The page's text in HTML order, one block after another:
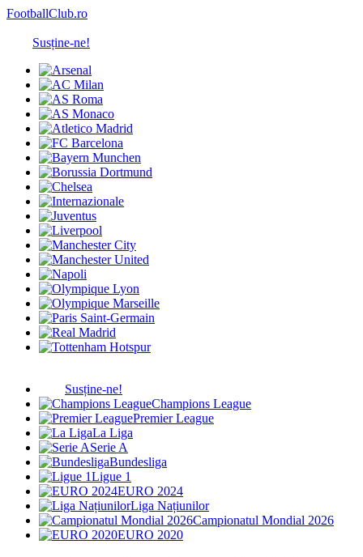
FootballClub.ro
Susține-ne!
Susține-ne!
Champions League
Premier League
La Liga
Serie A
Bundesliga
Ligue 1
EURO 2024
Liga Națiunilor
Campionatul Mondial 2026
EURO 2020